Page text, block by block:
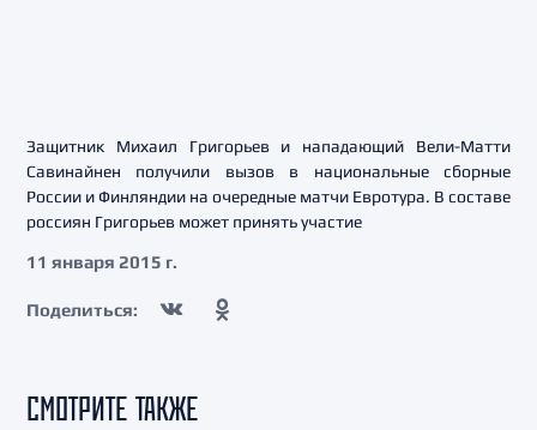
Защитник Михаил Григорьев и нападающий Вели-Матти
Савинайнен получили вызов в национальные сборные
России и Финляндии на очередные матчи Евротура. В составе
россиян Григорьев может принять участие
11 января 2015 г.
Поделиться:
СМОТРИТЕ ТАКЖЕ